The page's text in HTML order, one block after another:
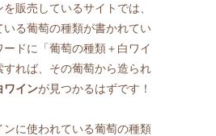
販売しているサイトでは、
いる葡萄の種類が書かれてい
ードに「葡萄の種類＋白ワイ
すれば、その葡萄から造られ
ワインが見つかるはずです！
ンに使われている葡萄の種類